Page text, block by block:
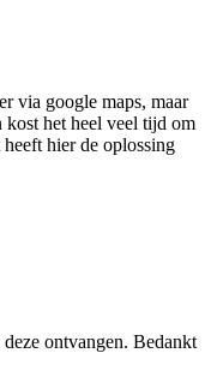
via google maps, maar
kost het heel veel tijd om
hier de oplossing
ontvangen. Bedankt